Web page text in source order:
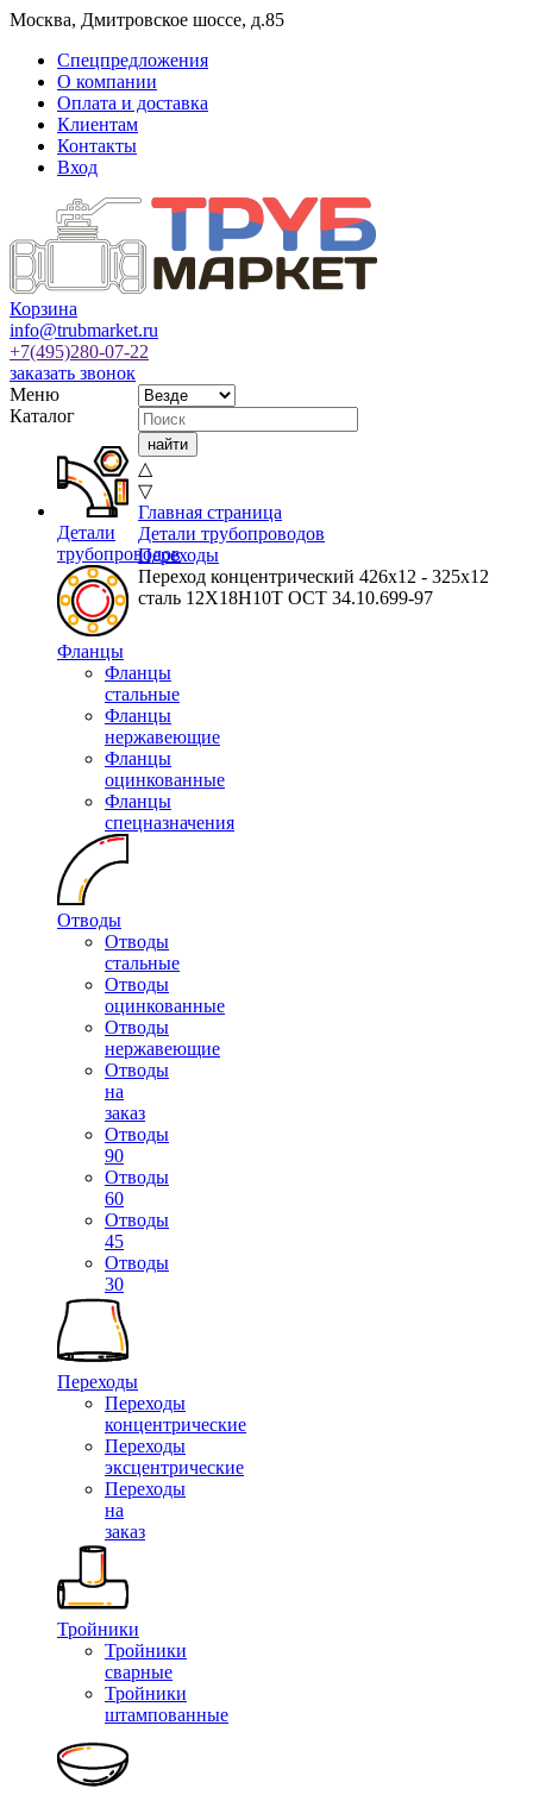
Москва, Дмитровское шоссе, д.85
Спецпредложения
О компании
Оплата и доставка
Клиентам
Контакты
Вход
Корзина
info@trubmarket.ru
+7(495)280-07-22
заказать звонок
Меню
Каталог
Детали
трубопроводов
Фланцы
Фланцы
стальные
Фланцы
нержавеющие
Фланцы
оцинкованные
Фланцы
спецназначения
Отводы
Отводы
стальные
Отводы
оцинкованные
Отводы
нержавеющие
Отводы
на
заказ
Отводы
90
Отводы
60
Отводы
45
Отводы
30
Переходы
Переходы
концентрические
Переходы
эксцентрические
Переходы
на
заказ
Тройники
Тройники
сварные
Тройники
штампованные
△
▽
Главная страница
Детали трубопроводов
Переходы
Переход концентрический 426х12 - 325х12
сталь 12Х18Н10Т ОСТ 34.10.699-97